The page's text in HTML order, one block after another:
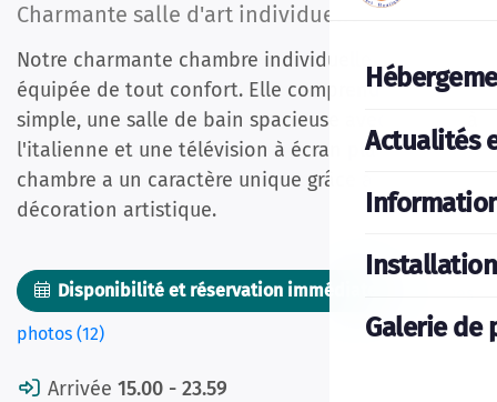
Actualités
Galerie de
Charmante salle d'art individuelle
Notre charmante chambre individuelle est
équipée de tout confort. Elle comprend 1 lit
simple, une salle de bain spacieuse avec douche à
l'italienne et une télévision à écran plat. La
chambre a un caractère unique grâce à sa
décoration artistique.
Disponibilité et réservation immédiate
photos (12)
Arrivée 15.00 - 23.59